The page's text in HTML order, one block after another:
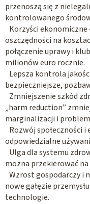
przenoszą się z
kontrolowanego
Korzyści
oszczędności na
połączenie uprawy i
milionów euro rocznie.
Lepsza kontrola
bezpieczniejsze,
Zmniejszenie szkód
„harm reduction”
marginalizacji i
Rozwój społeczności i
odpowiedzialne
Ulga dla systemu
można przekierować
Wzrost gospodarczy i
nowe gałęzie
technologie.